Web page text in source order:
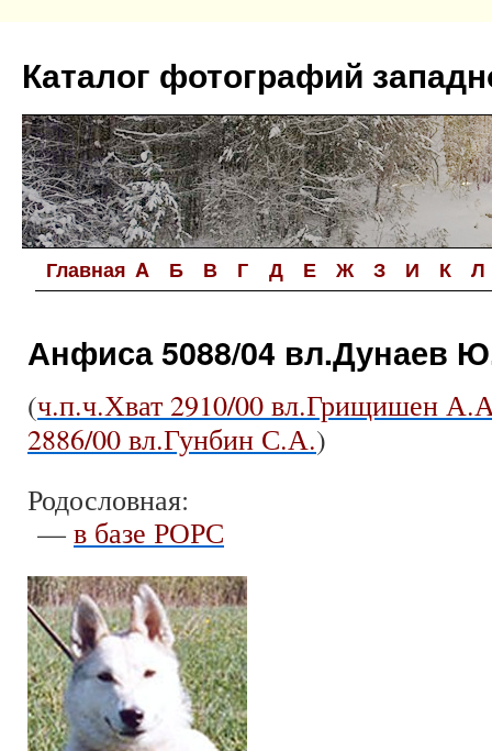
содержимому
Каталог фотографий
Главная A Б В Г Д Е Ж З И К Л
Анфиса 5088/04 вл.Дунаев
(ч.п.ч.Хват 2910/00 вл.Грищишен
2886/00 вл.Гунбин С.А.)
Родословная:
— в базе РОРС